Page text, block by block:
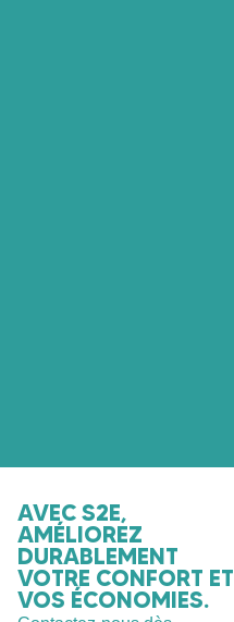
AVEC S2E,
AMÉLIOREZ
DURABLEMENT
VOTRE CONFORT ET
VOS ÉCONOMIES.